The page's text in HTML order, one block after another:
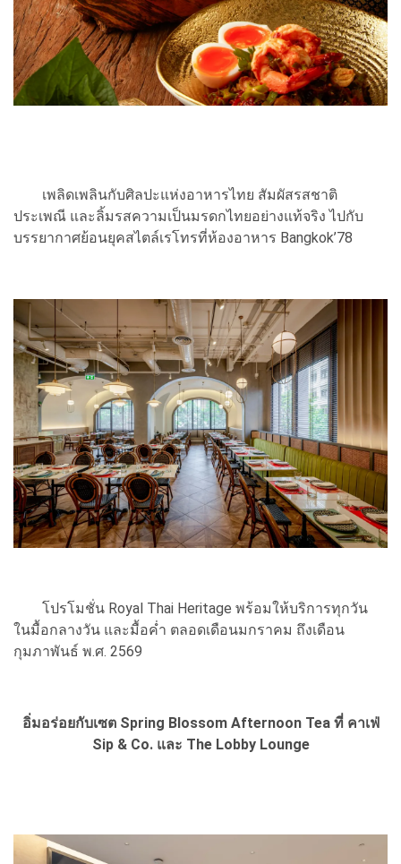
เพลิดเพลินกับศิลปะแห่งอาหารไทย สัมผัสรสชาติ
ประเพณี และลิ้มรสความเป็นมรดกไทยอย่างแท้จริง ไปกับ
บรรยากาศย้อนยุคสไตล์เรโทรที่ห้องอาหาร Bangkok’78
โปรโมชั่น Royal Thai Heritage พร้อมให้บริการทุกวัน
ในมื้อกลางวัน และมื้อค่ำ ตลอดเดือนมกราคม ถึงเดือน
กุมภาพันธ์ พ.ศ. 2569
อิ่มอร่อยกับเซต Spring Blossom Afternoon Tea ที่ คาเฟ่
Sip & Co. และ The Lobby Lounge